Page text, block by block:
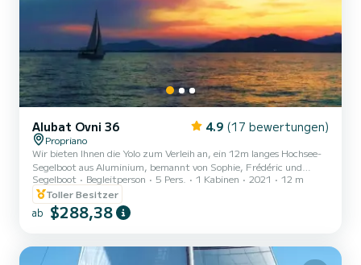
Alubat Ovni 36 4.9 (17 bewertungen)
Propriano
Wir bieten Ihnen die Yolo zum Verleih an, ein 12m langes Hochsee-
Segelboot aus Aluminium, bemannt von Sophie, Frédéric und
unserer 14-jährigen Tochter Zoé. Schließen Sie sich uns an, um die
schönsten Buchten des Mittelmeers zu besuchen, die nur vom
Meer aus zugänglich sind, und verbringen Sie einige Tage auf einem
authentischen Segelreiseboot. Wir organisieren Halbtagesausflüge
Aufenthalte, um Ihnen die Freuden des Lebens auf See entlang
Segelboot Begleitperson 5 Pers. 1 Kabinen 2021
12 m
Toller Besitzer
ab $288,38